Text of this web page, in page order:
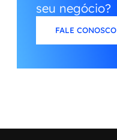
seu negócio?
FALE CONOSCO